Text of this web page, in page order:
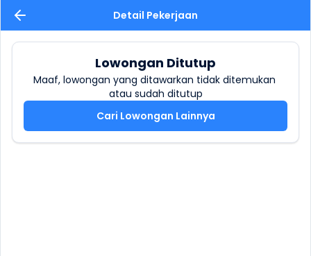
Detail Pekerjaan
Lowongan Ditutup
Maaf, lowongan yang ditawarkan tidak ditemukan
atau sudah ditutup
Cari Lowongan Lainnya